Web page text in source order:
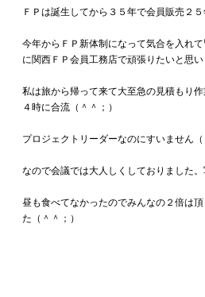
ＦＰは誕生してから３５年で会員販売２
今年からＦＰ新体制になって気合を入れ
に関西ＦＰ会員工務店で頑張りたいと思い
私は旅から帰って来て大至急の見積もり
４時に合流（＾＾；）
プロジェクトリーダーなのにすいません（
なので会議では大人しくしておりました
昼も食べてなかったのでみんなの２倍は
た（＾＾；）